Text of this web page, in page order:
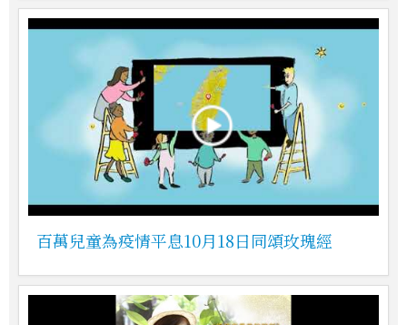
百萬兒童為疫情平息10月18日同頌玫瑰經